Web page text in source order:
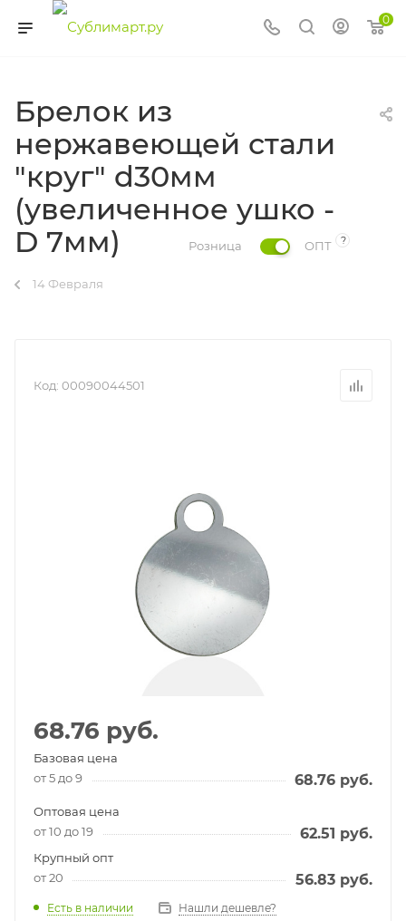
0
Брелок из
нержавеющей стали
"круг" d30мм
(увеличенное ушко -
D 7мм)
?
Розница ОПТ
14 Февраля
Код: 00090044501
68.76 руб.
Базовая цена
от 5 до 9
68.76 руб.
Оптовая цена
от 10 до 19
62.51 руб.
Крупный опт
от 20
56.83 руб.
Есть в наличии Нашли дешевле?